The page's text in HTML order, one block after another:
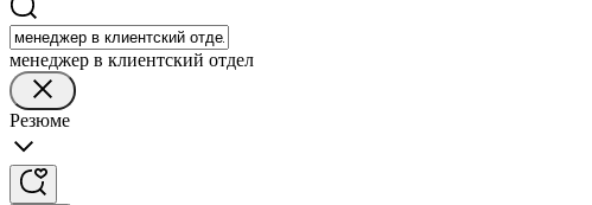
менеджер в клиентский отдел
Резюме